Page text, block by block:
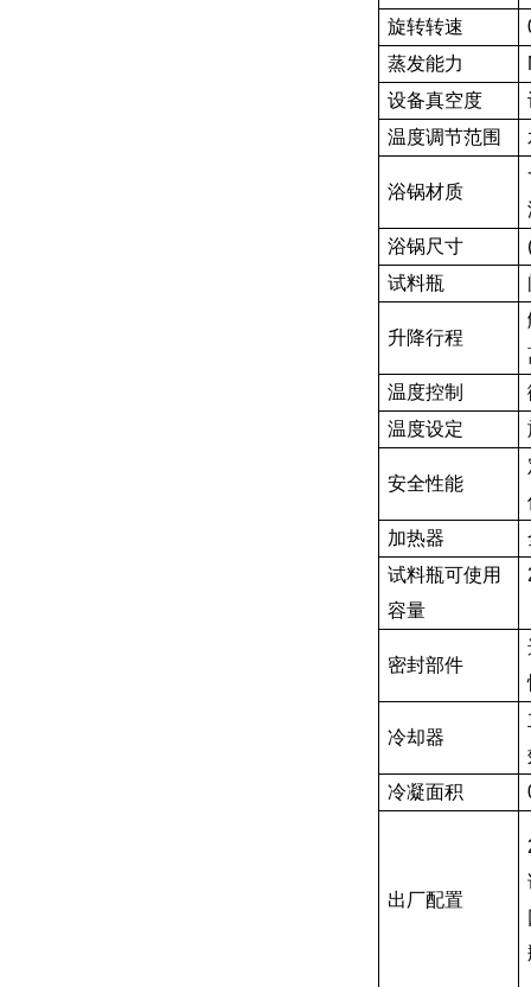
旋转转速
蒸发能力
设备真空度
温度调节范围
浴锅材质
浴锅尺寸
试料瓶
升降行程
温度控制
温度设定
安全性能
加热器
试料瓶可使用
容量
密封部件
冷却器
冷凝面积
出厂配置